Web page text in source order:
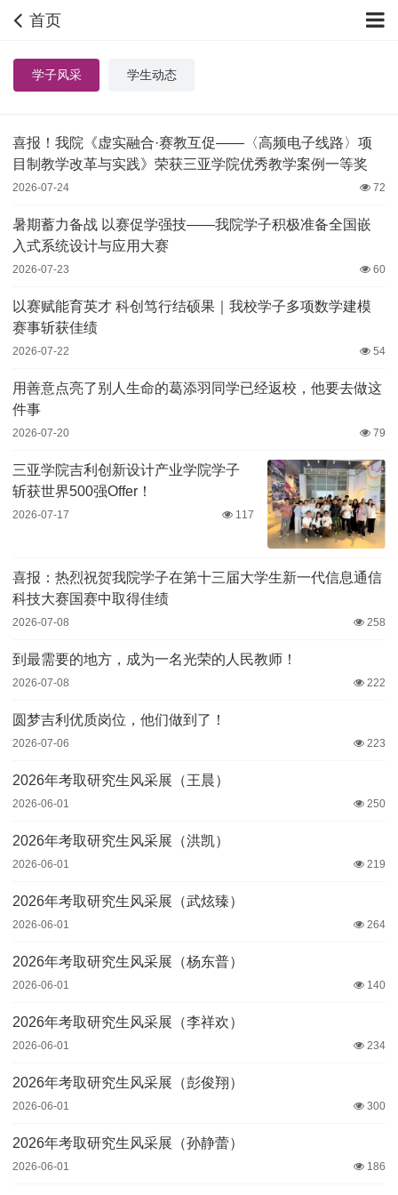
首页
学子风采 学生动态
喜报！我院《虚实融合·赛教互促——〈高频电子线路〉项
目制教学改革与实践》荣获三亚学院优秀教学案例一等奖
2026-07-24 72
暑期蓄力备战 以赛促学强技——我院学子积极准备全国嵌
入式系统设计与应用大赛
2026-07-23 60
以赛赋能育英才 科创笃行结硕果｜我校学子多项数学建模
赛事斩获佳绩
2026-07-22 54
用善意点亮了别人生命的葛添羽同学已经返校，他要去做这
件事
2026-07-20 79
三亚学院吉利创新设计产业学院学子
斩获世界500强Offer！
2026-07-17 117
喜报：热烈祝贺我院学子在第十三届大学生新一代信息通信
科技大赛国赛中取得佳绩
2026-07-08 258
到最需要的地方，成为一名光荣的人民教师！
2026-07-08 222
圆梦吉利优质岗位，他们做到了！
2026-07-06 223
2026年考取研究生风采展（王晨）
2026-06-01 250
2026年考取研究生风采展（洪凯）
2026-06-01 219
2026年考取研究生风采展（武炫臻）
2026-06-01 264
2026年考取研究生风采展（杨东普）
2026-06-01 140
2026年考取研究生风采展（李祥欢）
2026-06-01 234
2026年考取研究生风采展（彭俊翔）
2026-06-01 300
2026年考取研究生风采展（孙静蕾）
2026-06-01 186